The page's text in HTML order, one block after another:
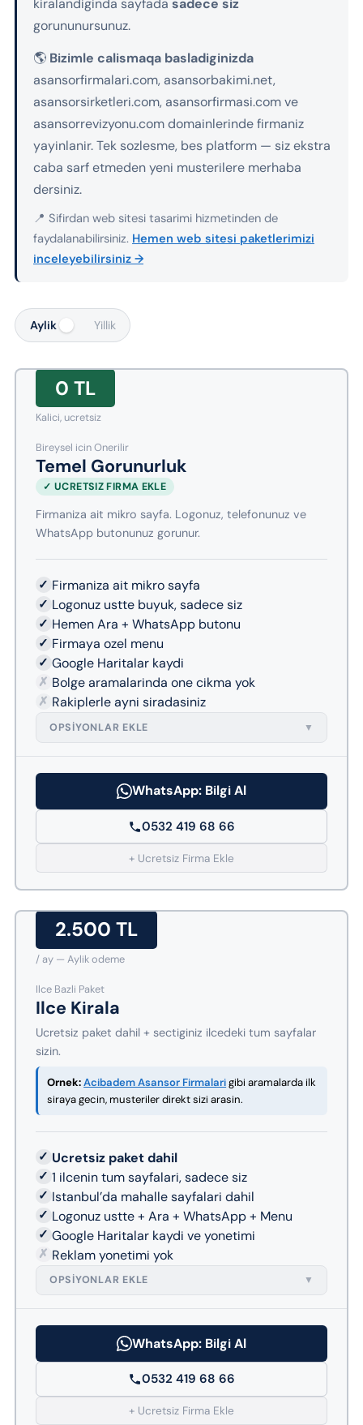
kiralandiginda sayfada sadece siz
gorununursunuz.
🌎 Bizimle calismaqa basladiginizda
asansorfirmalari.com, asansorbakimi.net,
asansorsirketleri.com, asansorfirmasi.com ve
asansorrevizyonu.com domainlerinde firmaniz
yayinlanir. Tek sozlesme, bes platform — siz ekstra
caba sarf etmeden yeni musterilere merhaba
dersiniz.
📍 Sifirdan web sitesi tasarimi hizmetinden de
faydalanabilirsiniz. Hemen web sitesi paketlerimizi
inceleyebilirsiniz →
Aylik Yillik
0 TL
Kalici, ucretsiz
Bireysel icin Onerilir
Temel Gorunurluk
✓ UCRETSIZ FIRMA EKLE
Firmaniza ait mikro sayfa. Logonuz, telefonunuz ve
WhatsApp butonunuz gorunur.
✓ Firmaniza ait mikro sayfa
✓ Logonuz ustte buyuk, sadece siz
✓ Hemen Ara + WhatsApp butonu
✓ Firmaya ozel menu
✓ Google Haritalar kaydi
✗ Bolge aramalarinda one cikma yok
✗ Rakiplerle ayni siradasiniz
OPSIYONLAR EKLE ▼
WhatsApp: Bilgi Al
0532 419 68 66
+ Ucretsiz Firma Ekle
2.500 TL
/ ay — Aylik odeme
Ilce Bazli Paket
Ilce Kirala
Ucretsiz paket dahil + sectiginiz ilcedeki tum sayfalar
sizin.
Ornek:Acibadem Asansor Firmalarigibi aramalarda ilk
siraya gecin, musteriler direkt sizi arasin.
✓ Ucretsiz paket dahil
✓ 1 ilcenin tum sayfalari, sadece siz
✓ Istanbul’da mahalle sayfalari dahil
✓ Logonuz ustte + Ara + WhatsApp + Menu
✓ Google Haritalar kaydi ve yonetimi
✗ Reklam yonetimi yok
OPSIYONLAR EKLE ▼
WhatsApp: Bilgi Al
0532 419 68 66
+ Ucretsiz Firma Ekle